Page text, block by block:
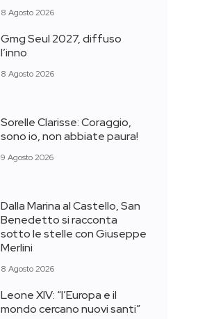
8 Agosto 2026
Gmg Seul 2027, diffuso
l’inno
8 Agosto 2026
Sorelle Clarisse: Coraggio,
sono io, non abbiate paura!
9 Agosto 2026
Dalla Marina al Castello, San
Benedetto si racconta
sotto le stelle con Giuseppe
Merlini
8 Agosto 2026
Leone XIV: “l’Europa e il
mondo cercano nuovi santi”